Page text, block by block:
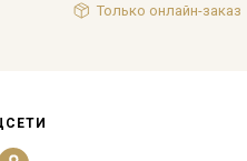
Только онлайн-заказ